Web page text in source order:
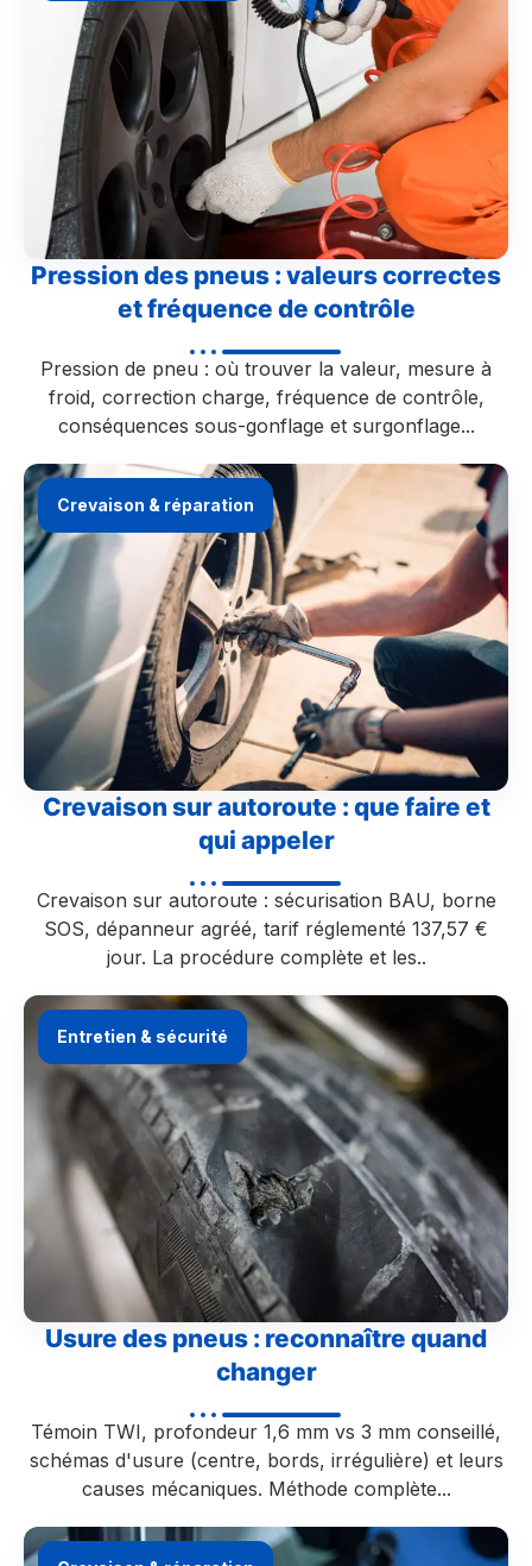
Pression des pneus : valeurs correctes
et fréquence de contrôle
Pression de pneu : où trouver la valeur, mesure à
froid, correction charge, fréquence de contrôle,
conséquences sous-gonflage et surgonflage...
Crevaison & réparation
Crevaison sur autoroute : que faire et
qui appeler
Crevaison sur autoroute : sécurisation BAU, borne
SOS, dépanneur agréé, tarif réglementé 137,57 €
jour. La procédure complète et les..
Entretien & sécurité
Usure des pneus : reconnaître quand
changer
Témoin TWI, profondeur 1,6 mm vs 3 mm conseillé,
schémas d'usure (centre, bords, irrégulière) et leurs
causes mécaniques. Méthode complète...